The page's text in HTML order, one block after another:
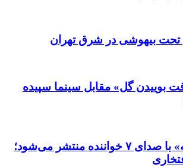
تحت بیهوشی در شرق تهران
بوییدن گل» مقابل سینما سپیده
آلبوم «بدرقه» با صدای ۷ خواننده منتشر می‌شود؛